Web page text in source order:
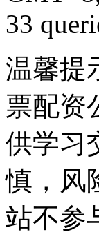
33
温馨提
票配资
供学习
慎，风
站不参